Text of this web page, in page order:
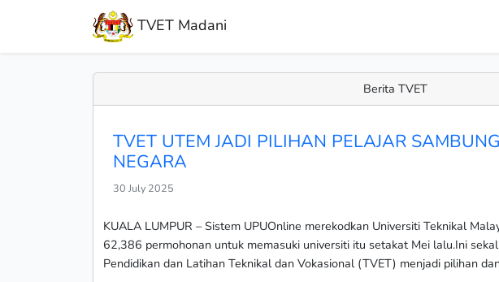
TVET Madani
Berita TVET
TVET UTEM JADI PILIHAN PELAJAR
NEGARA
30 July 2025
KUALA LUMPUR – Sistem UPUOnline merekodkan Universiti Teknikal
62,386 permohonan untuk memasuki universiti itu setakat Mei lalu.Ini
Pendidikan dan Latihan Teknikal dan Vokasional (TVET) menjadi pilihan